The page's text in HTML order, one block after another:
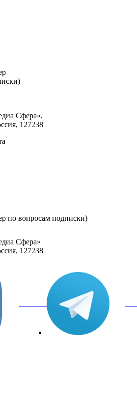
Сфера»,
127238
по вопросам подписки)
Сфера»
127238
вКонтакте